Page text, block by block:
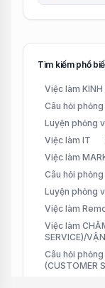
Tìm kiếm phổ
Việc làm
Câu hỏi
Luyện phỏng
Việc làm IT
Việc làm
Câu hỏi
Luyện phỏng
Việc làm
Việc làm
SERVICE)/
Câu hỏi
(CUSTOMER